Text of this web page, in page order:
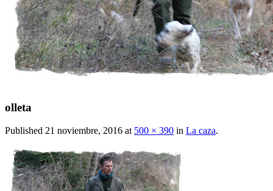
olleta
Published 21 noviembre, 2016 at 500 × 390 in La caza.